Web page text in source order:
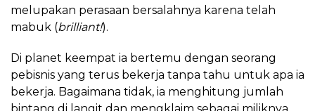
melupakan perasaan bersalahnya karena telah
mabuk (brilliant!).
Di planet keempat ia bertemu dengan seorang
pebisnis yang terus bekerja tanpa tahu untuk apa ia
bekerja. Bagaimana tidak, ia menghitung jumlah